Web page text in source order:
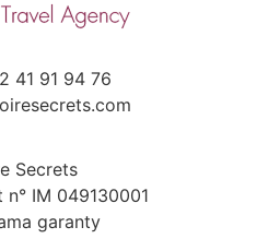
41 91 94 76
Secrets
n° IM 049130001
garanty